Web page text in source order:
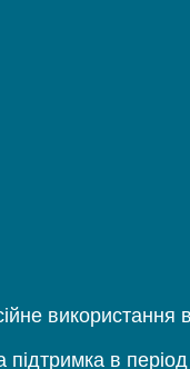
використання
підтримка в